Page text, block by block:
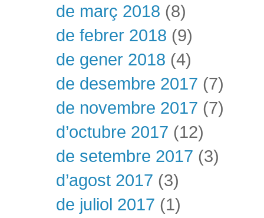
de març 2018 (8)
de febrer 2018 (9)
de gener 2018 (4)
de desembre 2017 (7)
de novembre 2017 (7)
d’octubre 2017 (12)
de setembre 2017 (3)
d’agost 2017 (3)
de juliol 2017 (1)